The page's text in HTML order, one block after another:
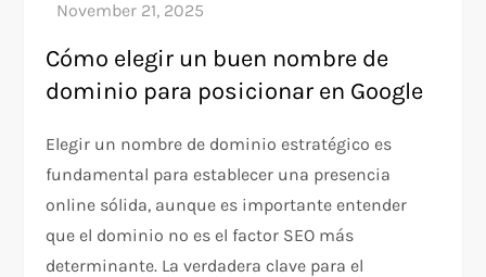
Cómo elegir un buen nombre de
dominio para posicionar en Google
Elegir un nombre de dominio estratégico es
fundamental para establecer una presencia
online sólida, aunque es importante entender
que el dominio no es el factor SEO más
determinante. La verdadera clave para el